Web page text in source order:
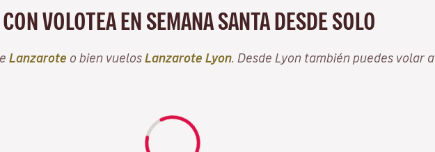
VOLOTEA EN SEMANA SANTA DESDE SOLO
Lanzarote o bien vuelos Lanzarote Lyon . Desde Lyon también puedes volar a